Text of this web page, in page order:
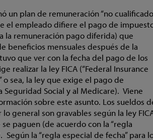
un plan de remuneración “no
el empleado difiere el pago de
la remuneración pago diferida) que
beneficios mensuales después de la
que ver con la fecha del pago de los
realizar la ley FICA (“Federal Insurance
o sea, la ley que exige el pago de
Seguridad Social y al Medicare). Viene
sobre este asunto. Los sueldos
general son gravables según la ley
paguen (de acuerdo con la “regla
Según la “regla especial de fecha” para